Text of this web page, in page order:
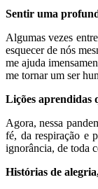
Sentir uma
Algumas vezes
esquecer de nós
me ajuda
me tornar um ser
Lições aprendidas
Agora, nessa
fé, da respiração e
ignorância, de toda
Histórias de